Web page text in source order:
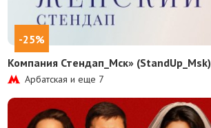
-25%
Компания Стендап_Мск» (StandUp_Msk)
Арбатская и еще 7